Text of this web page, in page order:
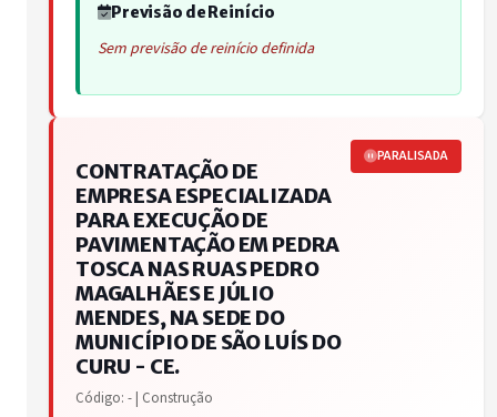
Previsão de Reinício
Sem previsão de reinício definida
CONTRATAÇÃO DE
EMPRESA ESPECIALIZADA
PARA EXECUÇÃO DE
PAVIMENTAÇÃO EM PEDRA
TOSCA NAS RUAS PEDRO
MAGALHÃES E JÚLIO
MENDES, NA SEDE DO
MUNICÍPIO DE SÃO LUÍS DO
CURU - CE.
Código: - | Construção
PARALISADA